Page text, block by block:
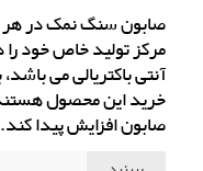
صابون سنگ نمک در هر
مرکز تولید خاص خود
آنتی باکتریالی می
خرید این محصول
صابون افزایش پیدا کند.